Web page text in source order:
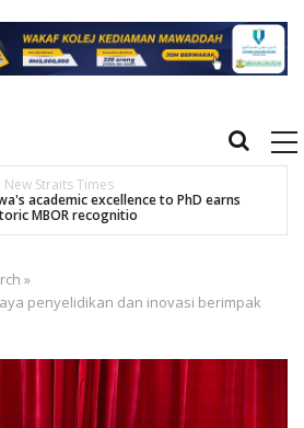
New Straits Times
academic excellence to PhD earns
MBOR recognitio
»
penyelidikan dan inovasi berimpak